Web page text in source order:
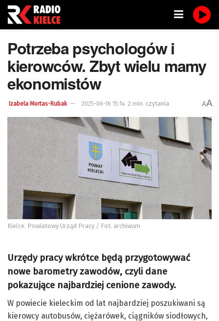
Potrzeba psychologów i
kierowców. Zbyt wielu mamy
ekonomistów
Izabela Mortas-Rubak 2025-06-16 15:14 2 min. czytania AA
Kielce. Powiatowy Urząd Pracy / Fot. archiwum
Urzędy pracy wkrótce będą przygotowywać
nowe barometry zawodów, czyli dane
pokazujące najbardziej cenione zawody.
W powiecie kieleckim od lat najbardziej poszukiwani są
kierowcy autobusów, ciężarówek, ciągników siodłowych,